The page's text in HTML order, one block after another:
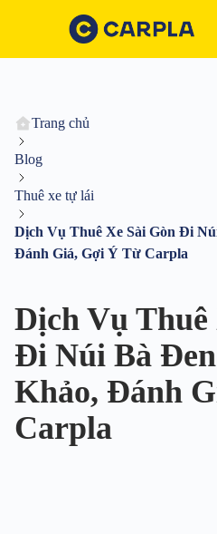
Trang chủ
Blog
Thuê xe tự lái
Dịch Vụ Thuê Xe Sài Gòn Đi
Đánh Giá, Gợi Ý Từ Carpla
Dịch Vụ Thuê
Đi Núi Bà
Khảo, Đánh
Carpla